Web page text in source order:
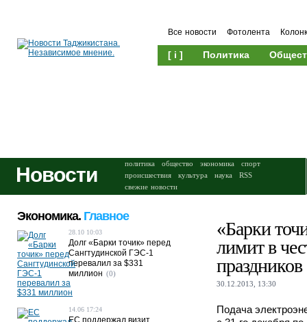
Все новости Фотолента
[ i ] Политика
Новости политика общество экономика
спорт
происшествия
культура наука
RSS
свежие новости
«Барки
лимит в
праздников
30.12.2013, 13:30
Подача
Экономика. Главное
28.10 10:03
Долг «Барки точик» перед
Сангтудинской ГЭС-1
перевалил за $331
миллион (0)
14.06 17:24
ЕС поддержал визит